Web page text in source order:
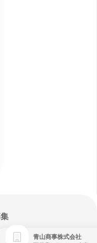
青山商事株式会社